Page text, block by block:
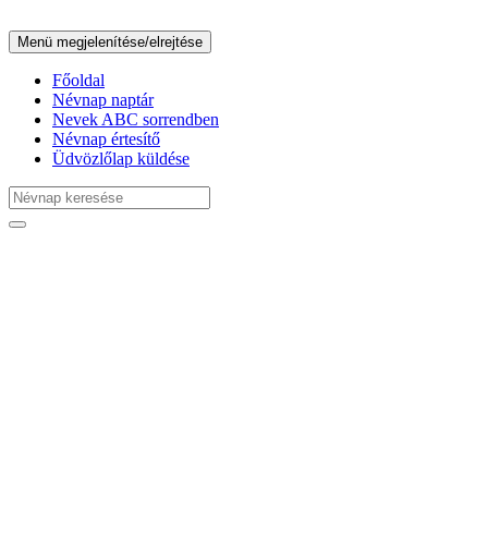
Menü megjelenítése/elrejtése
Főoldal
Névnap naptár
Nevek ABC sorrendben
Névnap értesítő
Üdvözlőlap küldése